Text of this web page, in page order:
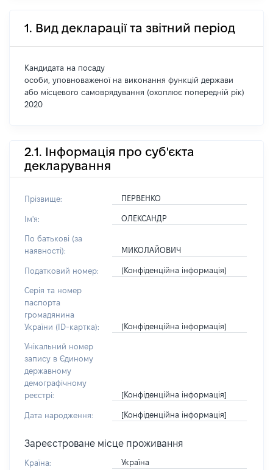
1. Вид декларації та звітний період
Кандидата на посаду
особи, уповноваженої на виконання функцій держави
або місцевого самоврядування (охоплює попередній рік)
2020
2.1. Інформація про суб'єкта
декларування
Прізвище: ПЕРВЕНКО
Ім'я: ОЛЕКСАНДР
По батькові (за
наявності):
МИКОЛАЙОВИЧ
Податковий номер: [Конфіденційна інформація]
Серія та номер
паспорта
громадянина
України (ID-картка):
[Конфіденційна інформація]
Унікальний номер
запису в Єдиному
державному
демографічному
реєстрі:
[Конфіденційна інформація]
Дата народження: [Конфіденційна інформація]
Зареєстроване місце проживання
Країна: Україна